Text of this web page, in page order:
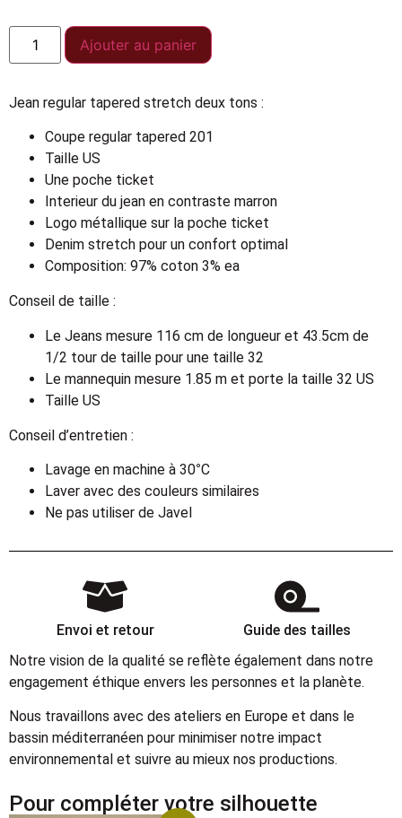
Ajouter au panier
Jean regular tapered stretch deux tons :
Coupe regular tapered 201
Taille US
Une poche ticket
Interieur du jean en contraste marron
Logo métallique sur la poche ticket
Denim stretch pour un confort optimal
Composition: 97% coton 3% ea
Conseil de taille :
Le Jeans mesure 116 cm de longueur et 43.5cm de
1/2 tour de taille pour une taille 32
Le mannequin mesure 1.85 m et porte la taille 32 US
Taille US
Conseil d’entretien :
Lavage en machine à 30°C
Laver avec des couleurs similaires
Ne pas utiliser de Javel
Envoi et retour
Guide des tailles
Notre vision de la qualité se reflète également dans notre
engagement éthique envers les personnes et la planète.
Nous travaillons avec des ateliers en Europe et dans le
bassin méditerranéen pour minimiser notre impact
environnemental et suivre au mieux nos productions.
Pour compléter votre silhouette